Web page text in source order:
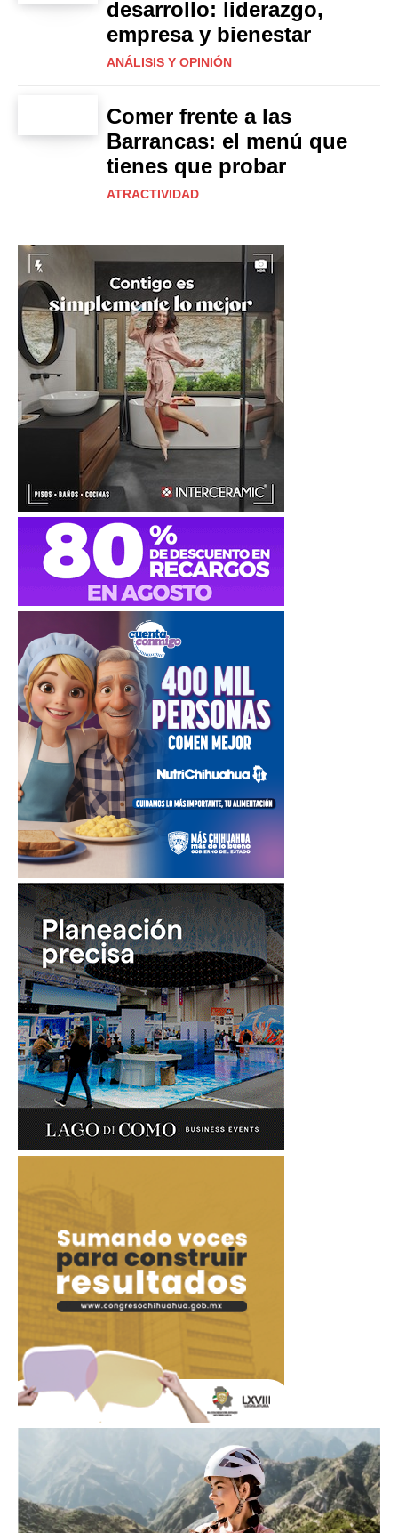
desarrollo: liderazgo,
empresa y bienestar
ANÁLISIS Y OPINIÓN
Comer frente a las
Barrancas: el menú que
tienes que probar
ATRACTIVIDAD